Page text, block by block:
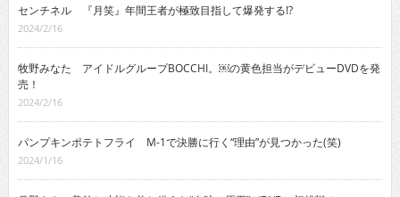
センチネル 『月笑』年間王者が極致目指して爆発する!?
2024/2/16
牧野みなた アイドルグループBOCCHI。￼の黄色担当がデビューDVDを発
売！
2024/2/16
パンプキンポテトフライ M-1で決勝に行く“理由”が見つかった(笑)
2024/1/16